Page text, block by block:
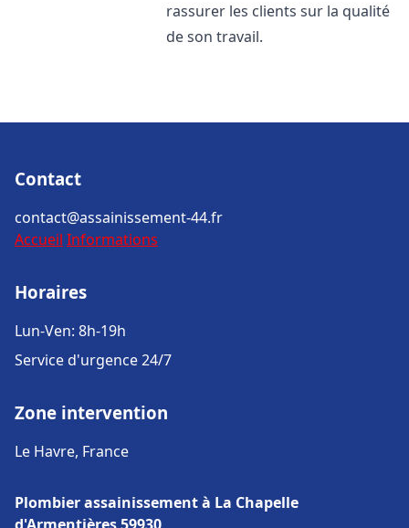
rassurer les clients sur la qualité
de son travail.
Contact
contact@assainissement-44.fr
Accueil Informations
Horaires
Lun-Ven: 8h-19h
Service d'urgence 24/7
Zone intervention
Le Havre, France
Plombier assainissement à La Chapelle